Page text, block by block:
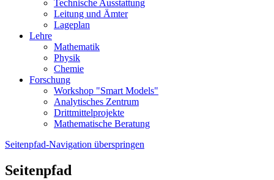
Technische Ausstattung
Leitung und Ämter
Lageplan
Lehre
Mathematik
Physik
Chemie
Forschung
Workshop "Smart Models"
Analytisches Zentrum
Drittmittelprojekte
Mathematische Beratung
Seitenpfad-Navigation überspringen
Seitenpfad